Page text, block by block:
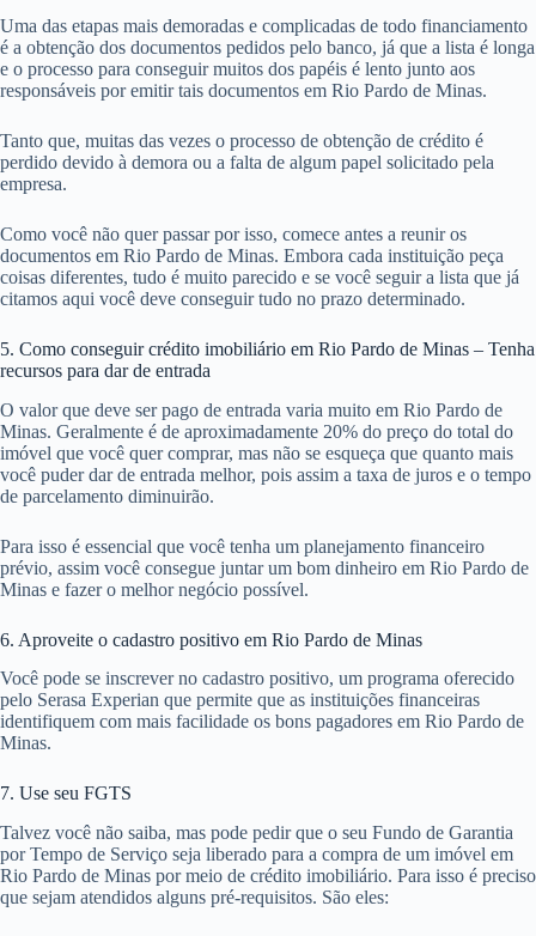
Uma das etapas mais demoradas e complicadas de todo financiamento
é a obtenção dos documentos pedidos pelo banco, já que a lista é longa
e o processo para conseguir muitos dos papéis é lento junto aos
responsáveis por emitir tais documentos em Rio Pardo de Minas.
Tanto que, muitas das vezes o processo de obtenção de crédito é
perdido devido à demora ou a falta de algum papel solicitado pela
empresa.
Como você não quer passar por isso, comece antes a reunir os
documentos em Rio Pardo de Minas. Embora cada instituição peça
coisas diferentes, tudo é muito parecido e se você seguir a lista que já
citamos aqui você deve conseguir tudo no prazo determinado.
5. Como conseguir crédito imobiliário em Rio Pardo de Minas – Tenha
recursos para dar de entrada
O valor que deve ser pago de entrada varia muito em Rio Pardo de
Minas. Geralmente é de aproximadamente 20% do preço do total do
imóvel que você quer comprar, mas não se esqueça que quanto mais
você puder dar de entrada melhor, pois assim a taxa de juros e o tempo
de parcelamento diminuirão.
Para isso é essencial que você tenha um planejamento financeiro
prévio, assim você consegue juntar um bom dinheiro em Rio Pardo de
Minas e fazer o melhor negócio possível.
6. Aproveite o cadastro positivo em Rio Pardo de Minas
Você pode se inscrever no cadastro positivo, um programa oferecido
pelo Serasa Experian que permite que as instituições financeiras
identifiquem com mais facilidade os bons pagadores em Rio Pardo de
Minas.
7. Use seu FGTS
Talvez você não saiba, mas pode pedir que o seu Fundo de Garantia
por Tempo de Serviço seja liberado para a compra de um imóvel em
Rio Pardo de Minas por meio de crédito imobiliário. Para isso é preciso
que sejam atendidos alguns pré-requisitos. São eles: